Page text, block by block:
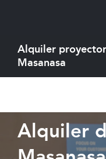
Alquiler
Masanasa
Alquiler